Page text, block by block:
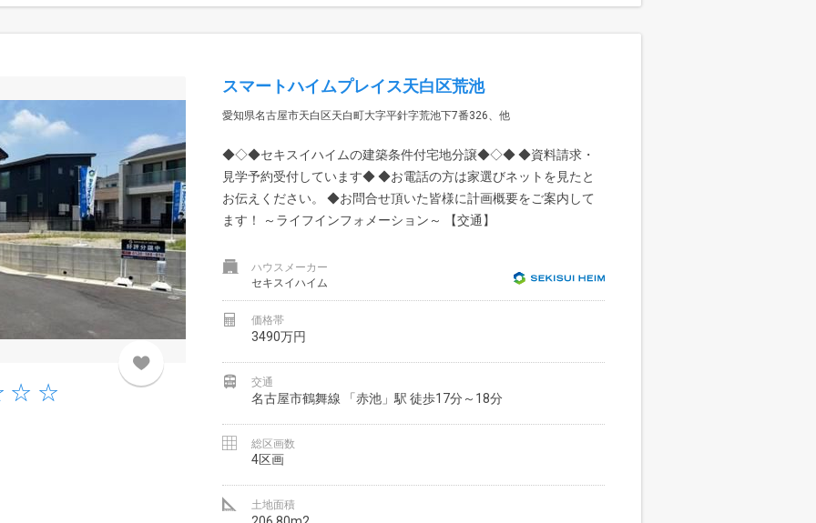
スマートハイムプレイス天白区荒池
愛知県名古屋市天白区天白町大字平針字荒池下7番326、他
◆◇◆セキスイハイムの建築条件付宅地分譲◆◇◆ ◆資料請求・
見学予約受付しています◆ ◆お電話の方は家選びネットを見たと
お伝えください。 ◆お問合せ頂いた皆様に計画概要をご案内して
ます！ ～ライフインフォメーション～ 【交通】
ハウスメーカー
セキスイハイム
価格帯
3490万円
交通
名古屋市鶴舞線 「赤池」駅 徒歩17分～18分
総区画数
4区画
土地面積